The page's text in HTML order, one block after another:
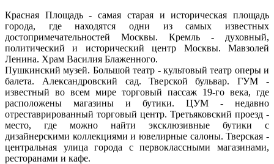
Красная Площадь - самая старая и историческая площадь
города, где находятся одни из самых известных
достопримечательностей Москвы. Кремль - духовный,
политический и исторический центр Москвы. Мавзолей
Ленина. Храм Василия Блаженного.
Пушкинский музей. Большой театр - культовый театр оперы и
балета. Александровский сад. Тверской бульвар. ГУМ -
известный во всем мире торговый пассаж 19-го века, где
расположены магазины и бутики. ЦУМ - недавно
отреставрированный торговый центр. Третьяковский проезд -
место, где можно найти эксклюзивные бутики с
дизайнерскими коллекциями и ювелирные салоны. Тверская -
центральная улица города с первоклассными магазинами,
ресторанами и кафе.